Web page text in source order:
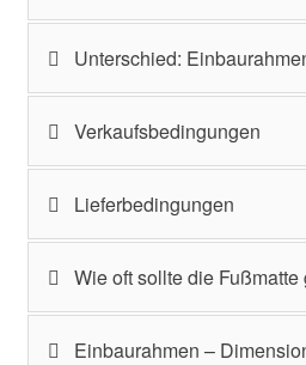
Unterschied:
Verkaufsbedingungen
Lieferbedingungen
Wie oft sollte die
Einbaurahmen –